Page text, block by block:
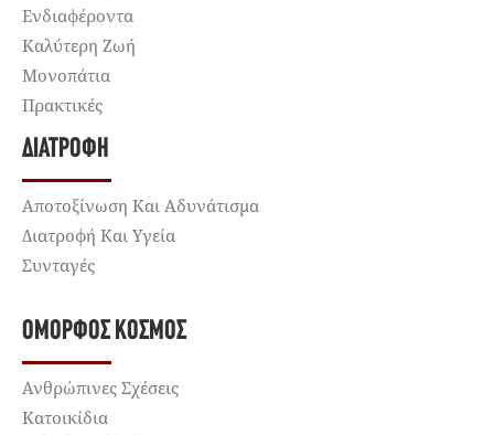
Ενδιαφέροντα
Καλύτερη Ζωή
Μονοπάτια
Πρακτικές
ΔΙΑΤΡΟΦΉ
Αποτοξίνωση Και Αδυνάτισμα
Διατροφή Και Υγεία
Συνταγές
ΌΜΟΡΦΟΣ ΚΌΣΜΟΣ
Ανθρώπινες Σχέσεις
Κατοικίδια